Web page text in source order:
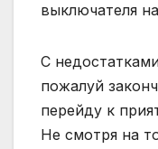
выключателя
С
пожалуй
перейду к
Не смотря на